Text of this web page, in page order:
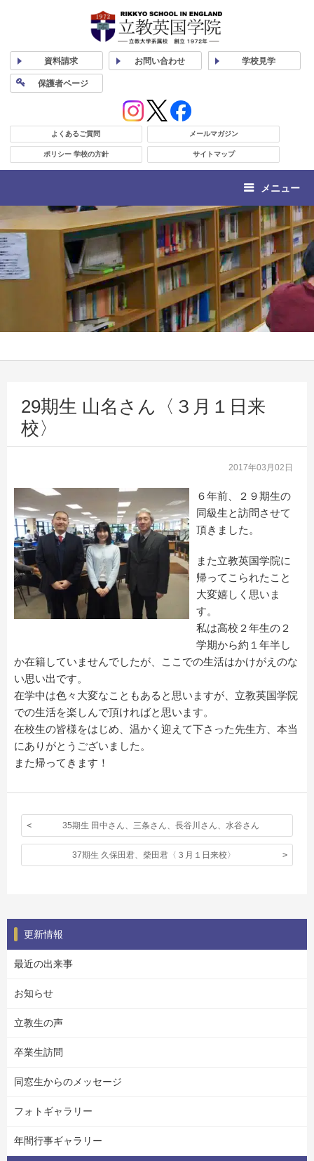
資料請求 お問い合わせ 学校見学
保護者ページ
よくあるご質問 メールマガジン
ポリシー 学校の方針 サイトマップ
メニュー
29期生 山名さん〈３月１日来
校〉
2017年03月02日
６年前、２９期生の
同級生と訪問させて
頂きました。
また立教英国学院に
帰ってこられたこと
大変嬉しく思いま
す。
私は高校２年生の２
学期から約１年半し
か在籍していませんでしたが、ここでの生活はかけがえのな
い思い出です。
在学中は色々大変なこともあると思いますが、立教英国学院
での生活を楽しんで頂ければと思います。
在校生の皆様をはじめ、温かく迎えて下さった先生方、本当
にありがとうございました。
また帰ってきます！
35期生 田中さん、三条さん、長谷川さん、水谷さん
37期生 久保田君、柴田君〈３月１日来校〉
更新情報
最近の出来事
お知らせ
立教生の声
卒業生訪問
同窓生からのメッセージ
フォトギャラリー
年間行事ギャラリー